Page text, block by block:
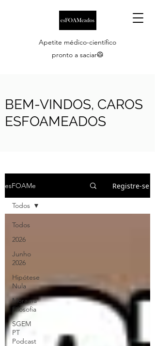
Apetite médico-científico
pronto a saciar🥼
BEM-VINDOS, CAROS
ESFOAMEADOS
esFOAMe Registre-se
Todos
2026
Junho
2026
Hipótese
Nula
Mora na
Filosofia
SGEM
PT
Podcast
Todos